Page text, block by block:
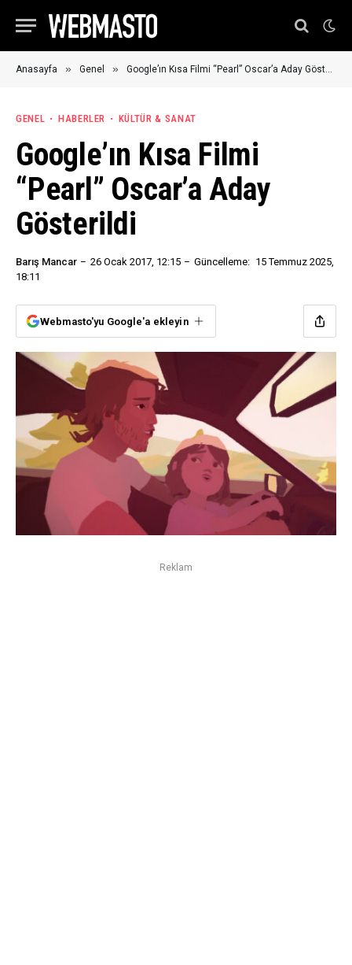
Anasayfa » Genel » Google’ın Kısa Filmi “Pearl” Oscar’a Aday Gösterildi
GENEL HABERLER KÜLTÜR & SANAT
Google’ın Kısa Filmi
“Pearl” Oscar’a Aday
Gösterildi
Barış Mancar 26 Ocak 2017, 12:15 Güncelleme: 15 Temmuz 2025,
18:11
Webmasto'yu Google'a ekleyin
Reklam